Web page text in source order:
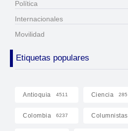
Política
Internacionales
Movilidad
Etiquetas populares
Antioquia 4511 Ciencia 285
Colombia 6237 Columnistas